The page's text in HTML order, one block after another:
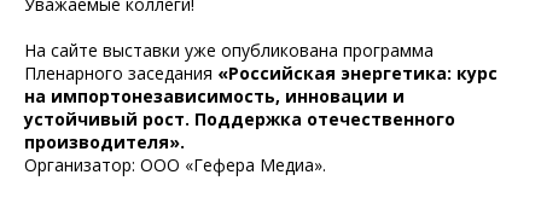
На сайте выставки уже опубликована программа
Пленарного заседания «Российская энергетика: курс
на импортонезависимость, инновации и
устойчивый рост. Поддержка отечественного
производителя».
Организатор: ООО «Гефера Медиа».